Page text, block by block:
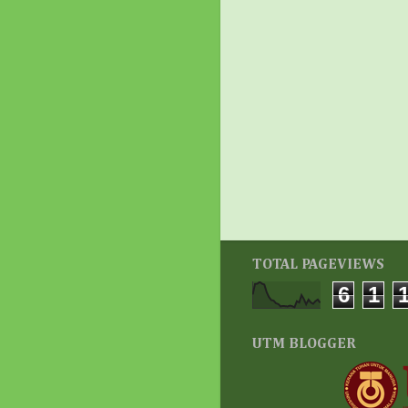
TOTAL PAGEVIEWS
6 1
UTM BLOGGER